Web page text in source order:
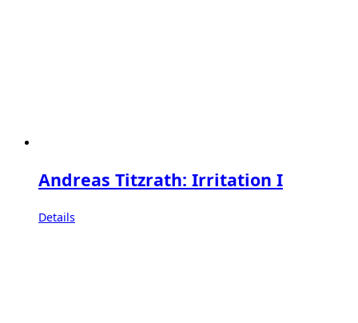
Andreas Titzrath: Irritation I
Details